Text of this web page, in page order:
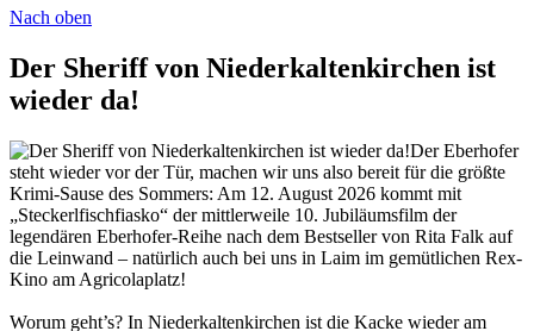
Nach oben
Der Sheriff von Niederkaltenkirchen ist
wieder da!
Der Eberhofer
steht wieder vor der Tür, machen wir uns also bereit für die größte
Krimi-Sause des Sommers: Am 12. August 2026 kommt mit
„Steckerlfischfiasko“ der mittlerweile 10. Jubiläumsfilm der
legendären Eberhofer-Reihe nach dem Bestseller von Rita Falk auf
die Leinwand – natürlich auch bei uns in Laim im gemütlichen Rex-
Kino am Agricolaplatz!
Worum geht’s? In Niederkaltenkirchen ist die Kacke wieder am